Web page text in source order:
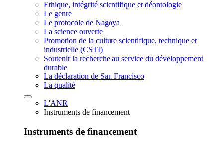
Ethique, intégrité scientifique et déontologie
Le genre
Le protocole de Nagoya
La science ouverte
Promotion de la culture scientifique, technique et
industrielle (CSTI)
Soutenir la recherche au service du développement
durable
La déclaration de San Francisco
La qualité
L'ANR
Instruments de financement
Instruments de financement